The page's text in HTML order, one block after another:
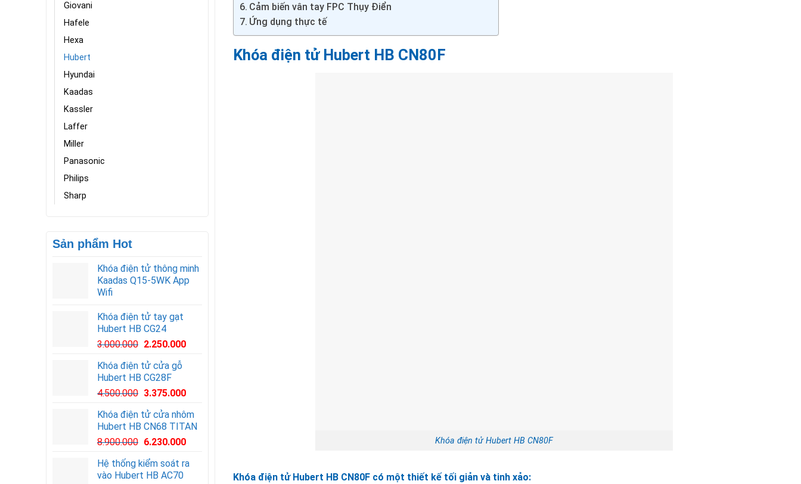
Giovani
Hafele
Hexa
Hubert
Hyundai
Kaadas
Kassler
Laffer
Miller
Panasonic
Philips
Sharp
Sản phẩm Hot
Khóa điện tử thông minh
Kaadas Q15-5WK App
Wifi
Khóa điện tử tay gạt
Hubert HB CG24
3.000.000 2.250.000
Khóa điện tử cửa gỗ
Hubert HB CG28F
4.500.000 Giá
là:
4.500.000VND.
3.375.000Giá
tại
là:
3.375.000VND.
Khóa điện tử cửa nhôm
Hubert HB CN68 TITAN
8.900.000 6.230.000
Hệ thống kiểm soát ra
vào Hubert HB AC70
Cảm biến vân tay FPC Thụy Điển
Ứng dụng thực tế
Khóa điện tử Hubert HB CN80F
Khóa điện tử Hubert HB CN80F
Khóa điện tử Hubert HB CN80F có một thiết kế tối giản và tinh xảo: